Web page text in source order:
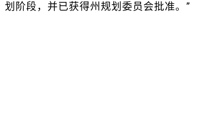
划阶段，并已获得州规划委员会批准。”